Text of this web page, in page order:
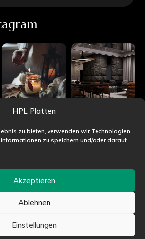
HPL Platten
zu bieten, verwenden wir Technologien
zu speichern und/oder darauf
Akzeptieren
Ablehnen
Einstellungen
alle Rechte vorbehalten